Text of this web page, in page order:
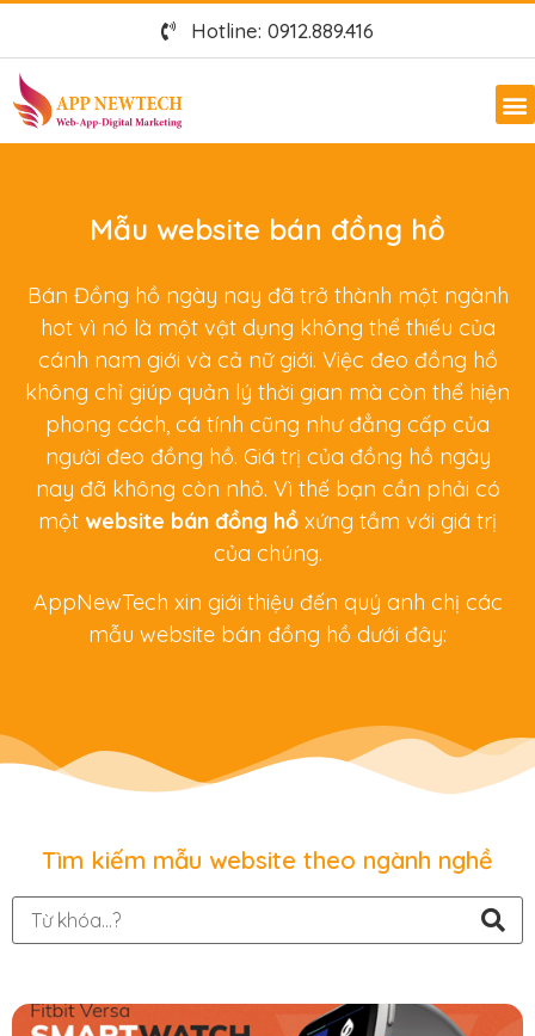
Hotline: 0912.889.416
Mẫu website bán đồng hồ
Bán Đồng hồ ngày nay đã trở thành một ngành
hot vì nó là một vật dụng không thể thiếu của
cánh nam giới và cả nữ giới. Việc đeo đồng hồ
không chỉ giúp quản lý thời gian mà còn thể hiện
phong cách, cá tính cũng như đẳng cấp của
người đeo đồng hồ. Giá trị của đồng hồ ngày
nay đã không còn nhỏ. Vì thế bạn cần phải có
một website bán đồng hồ xứng tầm với giá trị
của chúng.
AppNewTech xin giới thiệu đến quý anh chị các
mẫu website bán đồng hồ dưới đây:
Tìm kiếm mẫu website theo ngành nghề